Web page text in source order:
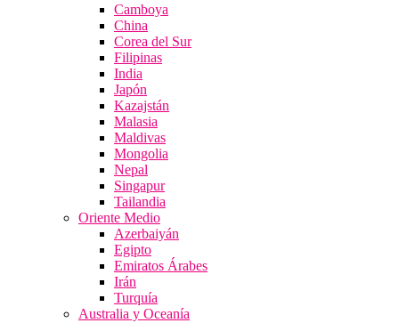
Camboya
China
Corea del Sur
Filipinas
India
Japón
Kazajstán
Malasia
Maldivas
Mongolia
Nepal
Singapur
Tailandia
Oriente Medio
Azerbaiyán
Egipto
Emiratos Árabes
Irán
Turquía
Australia y Oceanía